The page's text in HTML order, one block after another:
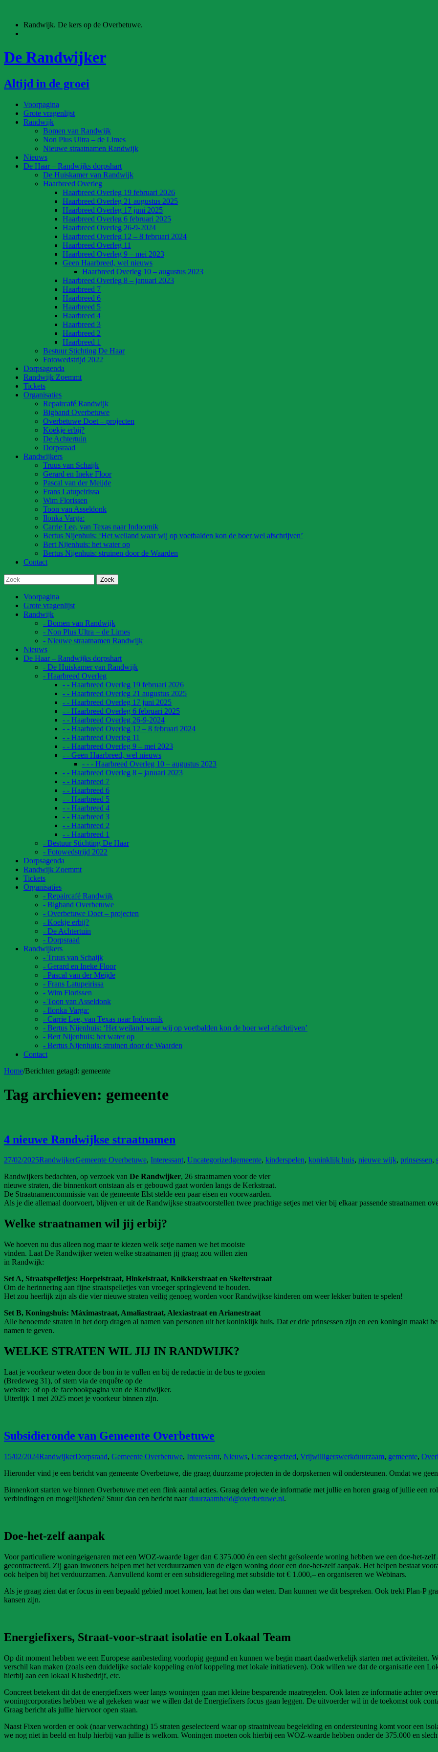
inhoud
Randwijk. De kers op de Overbetuwe.
De Randwijker
Altijd in de groei
Voorpagina
Grote vragenlijst
Randwijk
Bomen van Randwijk
Non Plus Ultra – de Limes
Nieuwe straatnamen Randwijk
Nieuws
De Haar – Randwijks dorpshart
De Huiskamer van Randwijk
Haarbreed Overleg
Haarbreed Overleg 19 februari 2026
Haarbreed Overleg 21 augustus 2025
Haarbreed Overleg 17 juni 2025
Haarbreed Overleg 6 februari 2025
Haarbreed Overleg 26-9-2024
Haarbreed Overleg 12 – 8 februari 2024
Haarbreed Overleg 11
Haarbreed Overleg 9 – mei 2023
Geen Haarbreed, wel nieuws
Haarbreed Overleg 10 – augustus 2023
Haarbreed Overleg 8 – januari 2023
Haarbreed 7
Haarbreed 6
Haarbreed 5
Haarbreed 4
Haarbreed 3
Haarbreed 2
Haarbreed 1
Bestuur Stichting De Haar
Fotowedstrijd 2022
Dorpsagenda
Randwijk Zoemmt
Tickets
Organisaties
Repaircafé Randwijk
Bigband Overbetuwe
Overbetuwe Doet – projecten
Koekje erbij?
De Achtertuin
Dorpsraad
Randwijkers
Truus van Schaijk
Gerard en Ineke Floor
Pascal van der Meijde
Frans Latupeirissa
Wim Florissen
Toon van Asseldonk
Ilonka Varga:
Carrie Lee, van Texas naar Indoornik
Bertus Nijenhuis: ‘Het weiland waar wij op voetbalden kon de boer wel afschrijven’
Bert Nijenhuis: het water op
Bertus Nijenhuis: struinen door de Waarden
Contact
Voorpagina
Grote vragenlijst
Randwijk
- Bomen van Randwijk
- Non Plus Ultra – de Limes
- Nieuwe straatnamen Randwijk
Nieuws
De Haar – Randwijks dorpshart
- De Huiskamer van Randwijk
- Haarbreed Overleg
- - Haarbreed Overleg 19 februari 2026
- - Haarbreed Overleg 21 augustus 2025
- - Haarbreed Overleg 17 juni 2025
- - Haarbreed Overleg 6 februari 2025
- - Haarbreed Overleg 26-9-2024
- - Haarbreed Overleg 12 – 8 februari 2024
- - Haarbreed Overleg 11
- - Haarbreed Overleg 9 – mei 2023
- - Geen Haarbreed, wel nieuws
- - - Haarbreed Overleg 10 – augustus 2023
- - Haarbreed Overleg 8 – januari 2023
- - Haarbreed 7
- - Haarbreed 6
- - Haarbreed 5
- - Haarbreed 4
- - Haarbreed 3
- - Haarbreed 2
- - Haarbreed 1
- Bestuur Stichting De Haar
- Fotowedstrijd 2022
Dorpsagenda
Randwijk Zoemmt
Tickets
Organisaties
- Repaircafé Randwijk
- Bigband Overbetuwe
- Overbetuwe Doet – projecten
- Koekje erbij?
- De Achtertuin
- Dorpsraad
Randwijkers
- Truus van Schaijk
- Gerard en Ineke Floor
- Pascal van der Meijde
- Frans Latupeirissa
- Wim Florissen
- Toon van Asseldonk
- Ilonka Varga:
- Carrie Lee, van Texas naar Indoornik
- Bertus Nijenhuis: ‘Het weiland waar wij op voetbalden kon de boer wel afschrijven’
- Bert Nijenhuis: het water op
- Bertus Nijenhuis: struinen door de Waarden
Contact
Home/Berichten getagd: gemeente
Tag archieven: gemeente
4 nieuwe Randwijkse straatnamen
27/02/2025RandwijkerGemeente Overbetuwe, Interessant, Uncategorizedgemeente, kinderspelen, koninklijk huis, nieuwe wijk, prinsessen,
Randwijkers bedachten, op verzoek van De Randwijker, 26 straatnamen voor de vier
nieuwe straten, die binnenkort ontstaan als er gebouwd gaat worden langs de Kerkstraat.
De Straatnamencommissie van de gemeente Elst stelde een paar eisen en voorwaarden.
Als je die allemaal doorvoert, blijven er uit de Randwijkse straatvoorstellen twee prachtige setjes met vier bij elkaar passende straatnamen
Welke straatnamen wil jij erbij?
We hoeven nu dus alleen nog maar te kiezen welk setje namen we het mooiste
vinden. Laat De Randwijker weten welke straatnamen jij graag zou willen zien
in Randwijk:
Set A, Straatspelletjes: Hoepelstraat, Hinkelstraat, Knikkerstraat en Skelterstraat
Om de herinnering aan fijne straatspelletjes van vroeger springlevend te houden.
Het zou heerlijk zijn als die vier nieuwe straten veilig genoeg worden voor Randwijkse kinderen om weer lekker buiten te spelen!
Set B, Koningshuis: Máximastraat, Amaliastraat, Alexiastraat en Arianestraat
Alle benoemde straten in het dorp dragen al namen van personen uit het koninklijk huis. Dat er drie prinsessen zijn en een koningin maakt
namen te geven.
WELKE STRATEN WIL JIJ IN RANDWIJK?
Laat je voorkeur weten door de bon in te vullen en bij de redactie in de bus te gooien
(Bredeweg 31), of stem via de enquête op de
website: of op de facebookpagina van de Randwijker.
Uiterlijk 1 mei 2025 moet je voorkeur binnen zijn.
Subsidieronde van Gemeente Overbetuwe
15/02/2024RandwijkerDorpsraad, Gemeente Overbetuwe, Interessant, Nieuws, Uncategorized, Vrijwilligerswerkduurzaam, gemeente,
Hieronder vind je een bericht van gemeente Overbetuwe, die graag duurzame projecten in de dorpskernen wil ondersteunen. Omdat we
Binnenkort starten we binnen Overbetuwe met een flink aantal acties. Graag delen we de informatie met jullie en horen graag of jullie een
verbindingen en mogelijkheden? Stuur dan een bericht naarduurzaamheid@overbetuwe.nl.
Doe-het-zelf aanpak
Voor particuliere woningeigenaren met een WOZ-waarde lager dan € 375.000 én een slecht geïsoleerde woning hebben we een doe-het-
gecontracteerd. Zij gaan inwoners helpen met het verduurzamen van de eigen woning door een doe-het-zelf aanpak. Het helpen bestaat
ook helpen bij het verduurzamen. Aanvullend komt er een subsidieregeling met subsidie tot € 1.000,– en organiseren we Webinars.
Als je graag zien dat er focus in een bepaald gebied moet komen, laat het ons dan weten. Dan kunnen we dit bespreken. Ook trekt Plan-P
kansen zijn.
Energiefixers, Straat-voor-straat isolatie en Lokaal Team
Op dit moment hebben we een Europese aanbesteding voorlopig gegund en kunnen we begin maart daadwerkelijk starten met activiteiten.
verschil kan maken (zoals een duidelijke sociale koppeling en/of koppeling met lokale initiatieven). Ook willen we dat de organisatie een
hierbij aan een lokaal Klusbedrijf, etc.
Concreet betekent dit dat de energiefixers weer langs woningen gaan met kleine besparende maatregelen. Ook laten ze informatie achter
woningcorporaties hebben we al gekeken waar we willen dat de Energiefixers focus gaan leggen. De uitvoerder wil in de toekomst ook
Graag bericht als jullie hiervoor open staan.
Naast Fixen worden er ook (naar verwachting) 15 straten geselecteerd waar op straatniveau begeleiding en ondersteuning komt voor een
we nog niet in beeld en hulp hierbij van jullie is welkom. Woningen moeten ook hierbij een WOZ-waarde hebben onder de 375.000 en